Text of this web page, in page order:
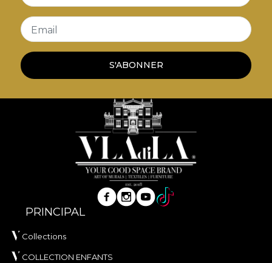
Email
S'ABONNER
PRINCIPAL
Collections
COLLECTION ENFANTS